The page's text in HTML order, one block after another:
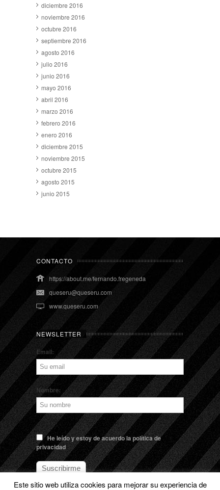
diciembre 2016
noviembre 2016
octubre 2016
septiembre 2016
agosto 2016
julio 2016
junio 2016
mayo 2016
abril 2016
marzo 2016
febrero 2016
enero 2016
diciembre 2015
noviembre 2015
octubre 2015
agosto 2015
junio 2015
CONTACTO
https://about.me/fernando.fregeneda
queseru@queseru.com
www.queseru.com
NEWSLETTER
Email:
Nombre:
He leído y estoy de acuerdo la política de
privacidad
Este sitio web utiliza cookies para mejorar su experiencia de